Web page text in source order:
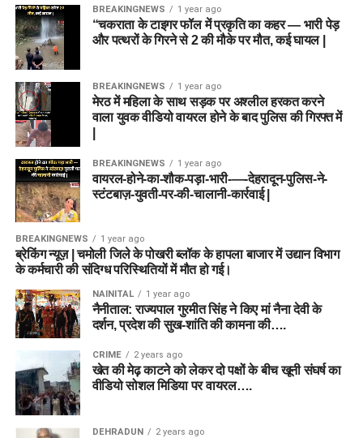
BREAKINGNEWS 1 year ago
“चकराता के टाइगर फॉल में प्रकृति का कहर — भारी पेड़
और पत्थरों के गिरने से 2 की मौके पर मौत, कई घायल |
BREAKINGNEWS 1 year ago
मेरठ में महिला के साथ सड़क पर अश्लील हरकत करने
वाला युवक वीडियो वायरल होने के बाद पुलिस की गिरफ्त में
BREAKINGNEWS 1 year ago
वायरल-होने-का-शौक-पड़ा-भारी-—-देहरादून-पुलिस-ने-
स्टंटबाज़-युवती-पर-की-चालानी-कार्रवाई |
BREAKINGNEWS 1 year ago
ब्रेकिंग न्यूज़ | चमोली जिले के पोखरी ब्लॉक के हापला बाजार में उद्यान विभाग
के कर्मचारी की संदिग्ध परिस्थितियों में मौत हो गई।
NAINITAL 1 year ago
नैनीताल: राज्यपाल गुरमीत सिंह ने किए मां नैना देवी के
दर्शन, प्रदेश की सुख-शांति की कामना की….
CRIME 2 years ago
खेत की मेढ़ काटने को लेकर दो पक्षों के बीच खूनी संघर्ष का
वीडियो सोशल मिडिया पर वायरल….
DEHRADUN 2 years ago